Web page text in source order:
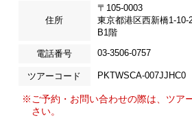
住所
〒105-0003
東京都港区西新橋1-
B1階
電話番号 03-3506-0757
ツアーコード PKTWSCA-007JJHC0
※ご予約・お問い合わせの際は、ツア
さい。